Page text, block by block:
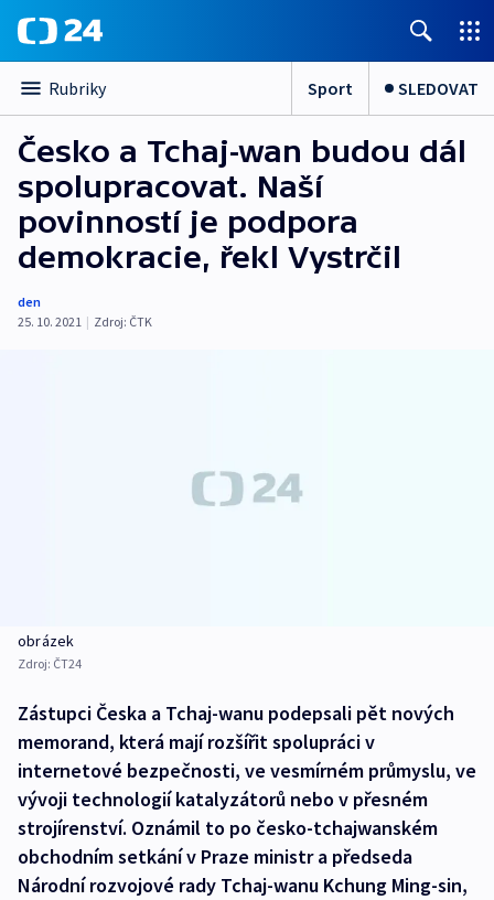
Rubriky Sport SLEDOVAT
Česko a Tchaj-wan budou dál
spolupracovat. Naší
povinností je podpora
demokracie, řekl Vystrčil
den
25. 10. 2021 | Zdroj: ČTK
obrázek
Zdroj: ČT24
Zástupci Česka a Tchaj-wanu podepsali pět nových
memorand, která mají rozšířit spolupráci v
internetové bezpečnosti, ve vesmírném průmyslu, ve
vývoji technologií katalyzátorů nebo v přesném
strojírenství. Oznámil to po česko-tchajwanském
obchodním setkání v Praze ministr a předseda
Národní rozvojové rady Tchaj-wanu Kchung Ming-sin,